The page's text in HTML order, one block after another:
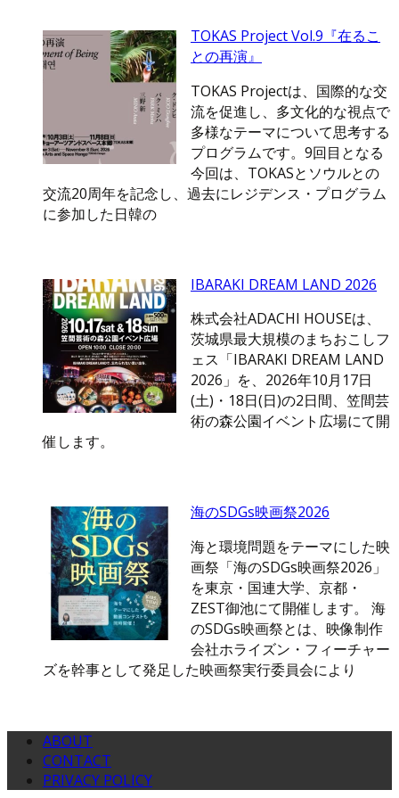
TOKAS Project Vol.9『在るこ
との再演』
TOKAS Projectは、国際的な交
流を促進し、多文化的な視点で
多様なテーマについて思考する
プログラムです。9回目となる
今回は、TOKASとソウルとの
交流20周年を記念し、過去にレジデンス・プログラム
に参加した日韓の
IBARAKI DREAM LAND 2026
株式会社ADACHI HOUSEは、
茨城県最大規模のまちおこしフ
ェス「IBARAKI DREAM LAND
2026」を、2026年10月17日
(土)・18日(日)の2日間、笠間芸
術の森公園イベント広場にて開
催します。
海のSDGs映画祭2026
海と環境問題をテーマにした映
画祭「海のSDGs映画祭2026」
を東京・国連大学、京都・
ZEST御池にて開催します。 海
のSDGs映画祭とは、映像制作
会社ホライズン・フィーチャー
ズを幹事として発足した映画祭実行委員会により
ABOUT
CONTACT
PRIVACY POLICY